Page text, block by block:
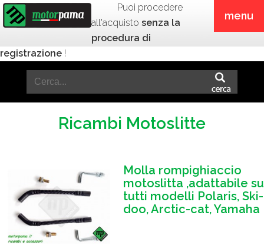
menu
Puoi procedere
all'acquisto senza la
procedura di
registrazione !
Ricambi Motoslitte
Molla rompighiaccio
motoslitta ,adattabile su
tutti modelli Polaris, Ski-
doo, Arctic-cat, Yamaha